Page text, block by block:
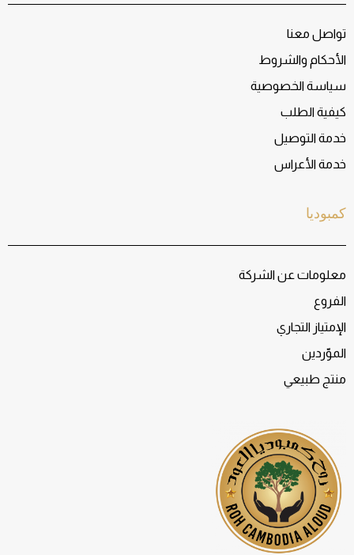
كمبوديا
معلومات عن الشركة
الفروع
الإمتياز التجاري
الموّردين
منتج طبيعي
تواصل معنا
الأحكام والشروط
سياسة الخصوصية
كيفية الطلب
خدمة التوصيل
خدمة الأعراس